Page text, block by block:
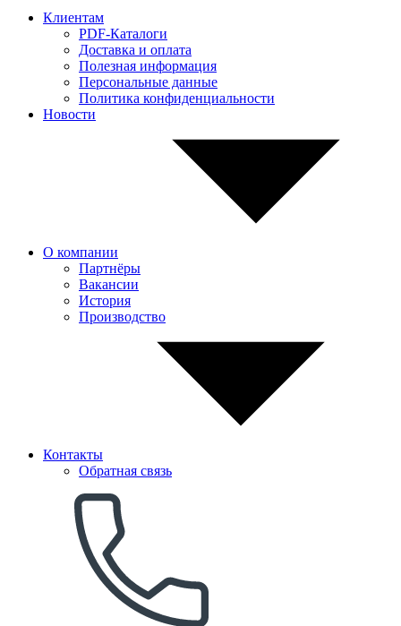
Клиентам
PDF-Каталоги
Доставка и оплата
Полезная информация
Персональные данные
Политика конфиденциальности
Новости
О компании
Партнёры
Вакансии
История
Производство
Контакты
Обратная связь